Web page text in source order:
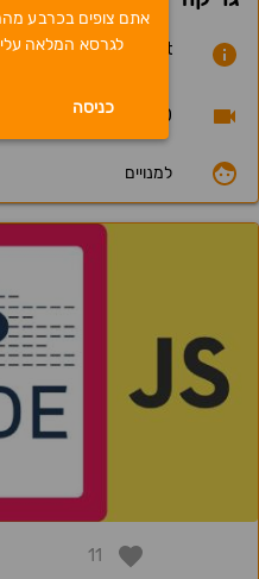
Promise, Async Await
17.03.20
למנויים
11
אתם צופים בכרבע
לגרסא המלאה
כניסה